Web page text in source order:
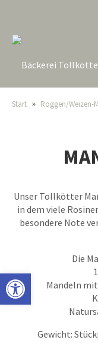
Start » Roggen/Weizen-
Unser Tollkötter
in dem viele
besondere Note
Die
Mandeln
Gewicht:
Open toolbar